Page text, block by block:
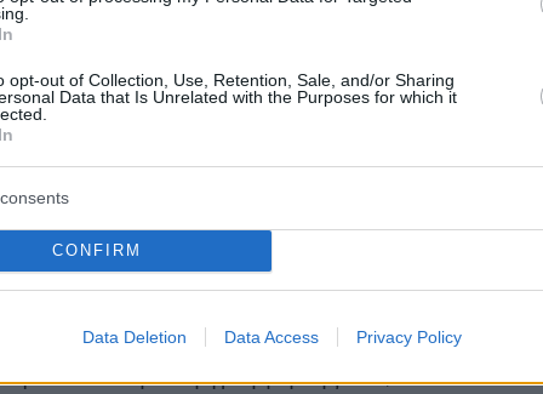
opt-out of Collection, Use, Retention, Sale, and/or Sharing
Data that Is Unrelated with the Purposes for which it
CONFIRM
Data Deletion Data Access Privacy Policy
συγκριτικά της τετραετίας ΝΔ (ενώ
του υπουργείου) έναντι της 5ετίας
στον σιδηρόδρομο εισέρευσαν εκείνη την
400 εκατομμύρια ευρώ. Συνεπώς, ο κ.
να τονίσει ότι και για το σκέλος της
και γι’ αυτό της υποστελέχωσης έκανε
δεν αδιαφόρησε προς τις επίμονες
όμως του καταμαρτυρούν τα κόμματα της
και με τη γραμμή της ΝΔ, ο κ.